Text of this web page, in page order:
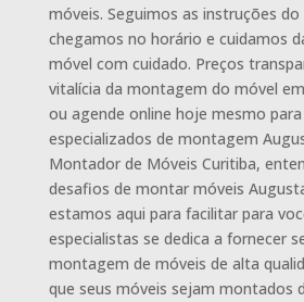
móveis. Seguimos as instruções
chegamos no horário e cuidamos
móvel com cuidado. Preços
vitalícia da montagem do móvel
ou agende online hoje mesmo
especializados de montagem
Montador de Móveis Curitiba,
desafios de montar móveis
estamos aqui para facilitar para
especialistas se dedica a fornecer
montagem de móveis de alta
que seus móveis sejam montados